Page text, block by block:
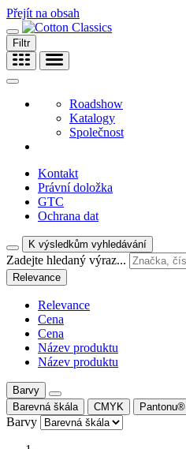
Přejít na obsah
Filtr
Roadshow
Katalogy
Společnost
Kontakt
Právní doložka
GTC
Ochrana dat
K výsledkům vyhledávání
Zadejte hledaný výraz...
Relevance
Relevance
Cena
Cena
Název produktu
Název produktu
Barvy
Barevná škála
CMYK Pantonu®
Barvy